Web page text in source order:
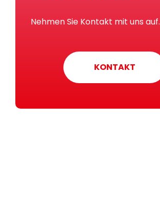
Nehmen Sie Kontakt mit uns auf.
KONTAKT